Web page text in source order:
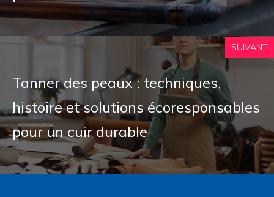
SUIVANT
Tanner des peaux : techniques,
histoire et solutions écoresponsables
pour un cuir durable